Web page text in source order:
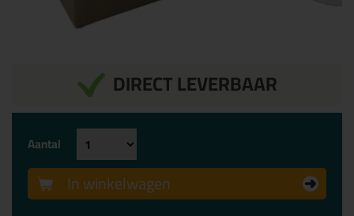
DIRECT LEVERBAAR
Aantal
In winkelwagen